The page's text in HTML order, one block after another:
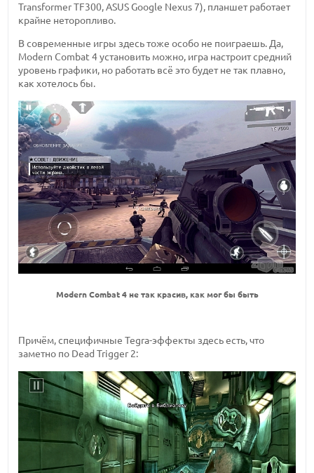
Transformer TF300, ASUS Google Nexus 7), планшет работает
крайне неторопливо.
В современные игры здесь тоже особо не поиграешь. Да,
Modern Combat 4 установить можно, игра настроит средний
уровень графики, но работать всё это будет не так плавно,
как хотелось бы.
Modern Combat 4 не так красив, как мог бы быть
Причём, специфичные Tegra-эффекты здесь есть, что
заметно по Dead Trigger 2: